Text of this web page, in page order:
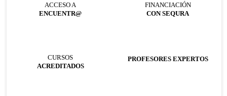
ACCESO A
ENCUENTR@
FINANCIACIÓN
CON SEQURA
CURSOS
ACREDITADOS
PROFESORES EXPERTOS